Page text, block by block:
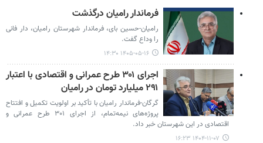
فرماندار رامیان درگذشت
رامیان-حسین بای، فرماندار شهرستان رامیان، دار فانی
را وداع گفت.
۱۴۰۵-۰۵-۱۶ ۱۴:۳۰
اجرای ۳۰۱ طرح عمرانی و اقتصادی با اعتبار
۲۹۱ میلیارد تومان در رامیان
گرگان-فرماندار رامیان با تأکید بر اولویت تکمیل و افتتاح
پروژه‌های نیمه‌تمام، از اجرای ۳۰۱ طرح عمرانی و
اقتصادی در این شهرستان خبر داد.
۱۴۰۴-۱۱-۰۷ ۱۶:۲۳